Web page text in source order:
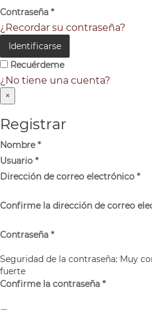
Contraseña *
¿Recordar su contraseña?
Identificarse
Recuérdeme
¿No tiene una cuenta?
×
Registrar
Nombre*
Usuario *
Dirección de correo electrónico *
Confirme la dirección de correo
Contraseña *
Seguridad de la contraseña: Muy
fuerte
Confirme la contraseña *